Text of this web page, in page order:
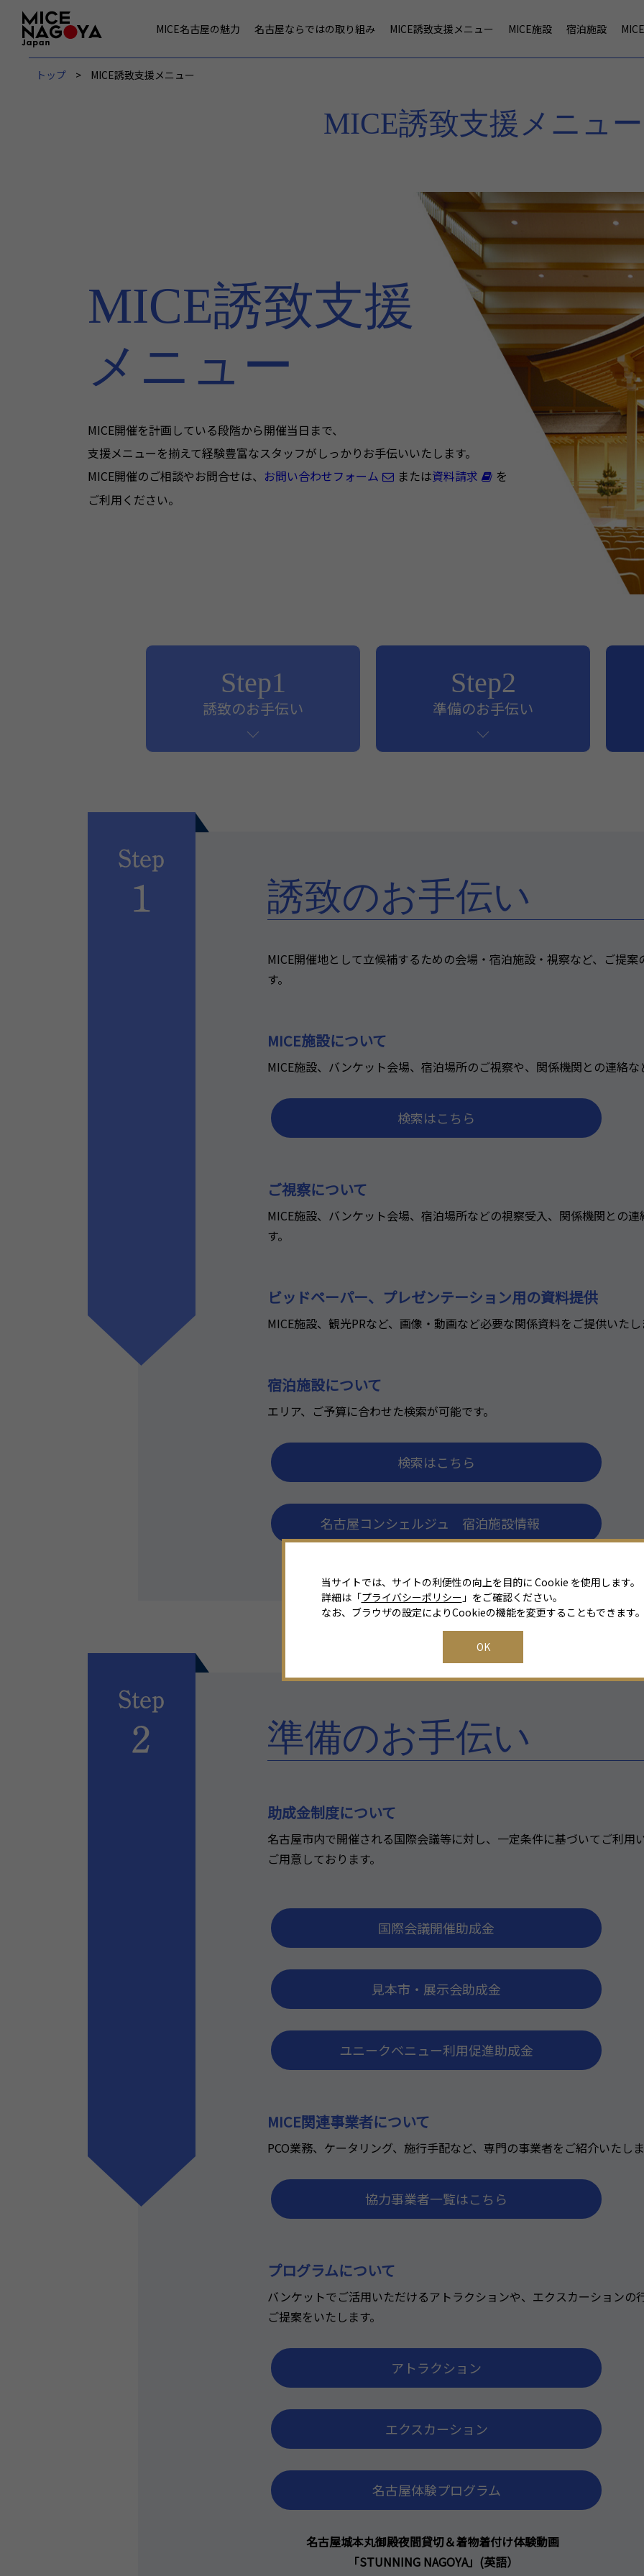
MICE名古屋の魅力 名古屋ならではの取り組み MICE誘致支援メニュー MICE施設 宿泊施設
トップ MICE誘致支援メニュー
MICE誘致支援メニュー
MICE誘致支援
メニュー
MICE開催を計画している段階から開催当日まで、
支援メニューを揃えて経験豊富なスタッフがしっかりお手伝いいたします。
MICE開催のご相談やお問合せは、 お問い合わせフォーム または資料請求
を
ご利用ください。
Step1
誘致のお手伝い
Step2
準備のお手伝い
誘致のお手伝い
MICE開催地として立候補するための会場・宿泊施設・視察など、ご提
す。
MICE施設について
MICE施設、バンケット会場、宿泊場所のご視察や、関係機関との連絡
検索はこちら
ご視察について
MICE施設、バンケット会場、宿泊場所などの視察受入、関係機関との
す。
ビッドペーパー、プレゼンテーション用の資料提供
MICE施設、観光PRなど、画像・動画など必要な関係資料をご提供いたし
宿泊施設について
エリア、ご予算に合わせた検索が可能です。
検索はこちら
名古屋コンシェルジュ 宿泊施設情報
準備のお手伝い
助成金制度について
名古屋市内で開催される国際会議等に対し、一定条件に基づいてご利用
ご用意しております。
国際会議開催助成金
見本市・展示会助成金
ユニークベニュー利用促進助成金
MICE関連事業者について
PCO業務、ケータリング、施行手配など、専門の事業者をご紹介いたし
協力事業者一覧はこちら
プログラムについて
バンケットでご活用いただけるアトラクションや、エクスカーションの
ご提案をいたします。
アトラクション
エクスカーション
名古屋体験プログラム
名古屋城本丸御殿夜間貸切＆着物着付け体験動画
「STUNNING NAGOYA」(英語）
当サイトでは、サイトの利便性の向上を目的に Cookie を使用します。
詳細は「プライバシーポリシー 」をご確認ください。
なお、ブラウザの設定によりCookieの機能を変更することもできます
OK